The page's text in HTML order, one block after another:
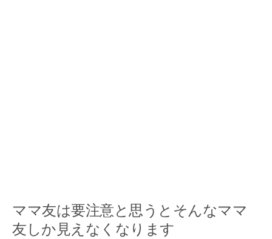
ママ友は要注意と思うとそんなママ
友しか見えなくなります